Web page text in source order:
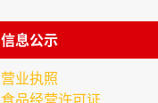
信息公示
营业执照
食品经营许可证